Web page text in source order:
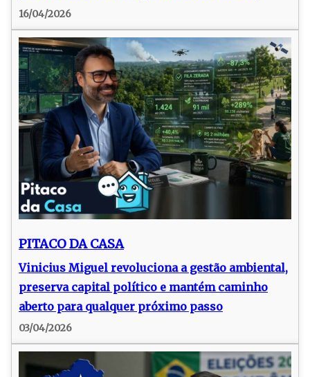
16/04/2026
PITACO DA CASA
Vinicius Miguel revoluciona a gestão ambiental,
preserva capital político e mantém caminho
aberto para qualquer próximo passo
03/04/2026